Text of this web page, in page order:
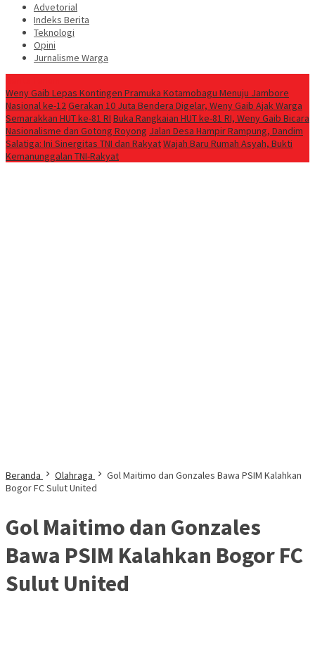
Advetorial
Indeks Berita
Teknologi
Opini
Jurnalisme Warga
Weny Gaib Lepas Kontingen Pramuka Kotamobagu Menuju Jambore
Nasional ke-12Gerakan 10 Juta Bendera Digelar, Weny Gaib Ajak Warga
Semarakkan HUT ke-81 RI Buka Rangkaian HUT ke-81 RI, Weny Gaib Bicara
Nasionalisme dan Gotong Royong Jalan Desa Hampir Rampung, Dandim
Salatiga: Ini Sinergitas TNI dan RakyatWajah Baru Rumah Asyah, Bukti
Kemanunggalan TNI-Rakyat
Beranda Olahraga
Gol Maitimo dan Gonzales Bawa PSIM Kalahkan
Bogor FC Sulut United
Gol Maitimo dan Gonzales
Bawa PSIM Kalahkan Bogor FC
Sulut United